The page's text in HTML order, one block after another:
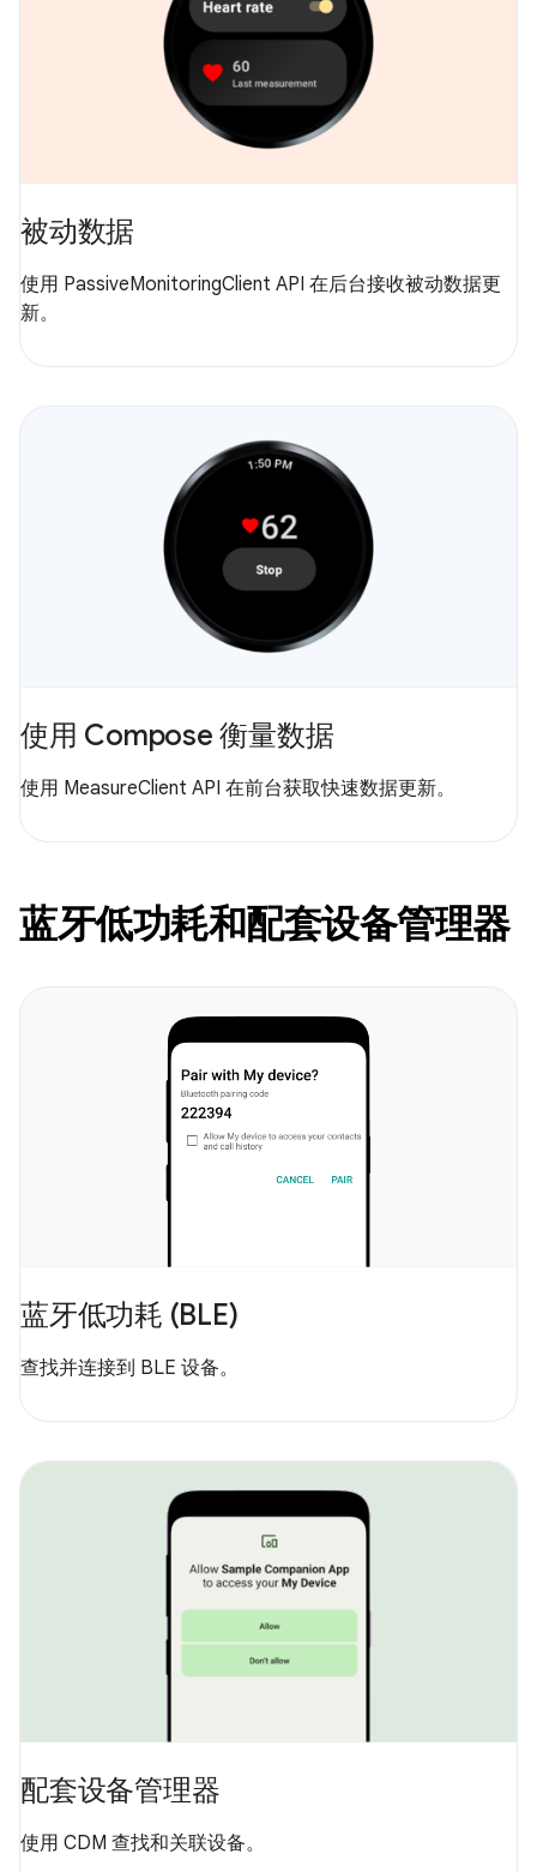
被动数据
使用 PassiveMonitoringClient API 在后台接收被动数据更
新。
使用 Compose 衡量数据
使用 MeasureClient API 在前台获取快速数据更新。
蓝牙低功耗和配套设备管理器
蓝牙低功耗 (BLE)
查找并连接到 BLE 设备。
配套设备管理器
使用 CDM 查找和关联设备。